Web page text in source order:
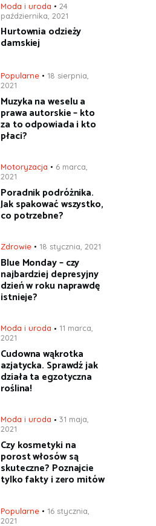
Moda i uroda
24
października, 2021
Hurtownia odzieży
damskiej
Popularne
18 sierpnia,
2021
Muzyka na weselu a
prawa autorskie – kto
za to odpowiada i kto
płaci?
Motoryzacja
6 marca,
2021
Poradnik podróżnika.
Jak spakować wszystko,
co potrzebne?
Zdrowie 18 stycznia, 2021
Blue Monday – czy
najbardziej depresyjny
dzień w roku naprawdę
istnieje?
Moda i uroda
11 marca,
2021
Cudowna wąkrotka
azjatycka. Sprawdź jak
działa ta egzotyczna
roślina!
Moda i uroda
31 maja,
2021
Czy kosmetyki na
porost włosów są
skuteczne? Poznajcie
tylko fakty i zero mitów
Popularne
16 stycznia,
2021